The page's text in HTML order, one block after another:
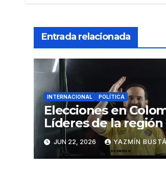
Entrada relacionada
INTERNACIONAL POLÍTICA
Elecciones en
Líderes de la región
Estados Unidos
Abelardo de la
su victoria
JUN 22, 2026 YAZMÍN